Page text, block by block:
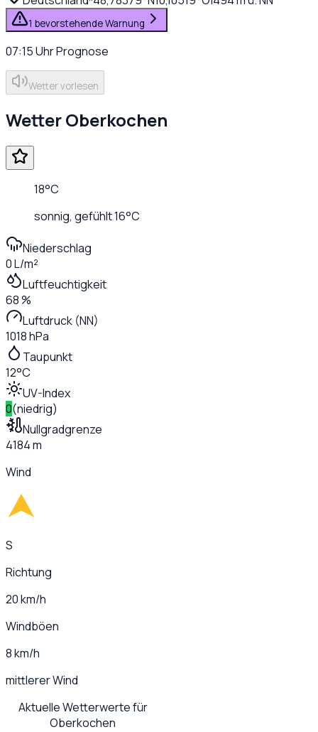
1 bevorstehende Warnung
07:15UhrPrognose
Wetter vorlesen
WetterOberkochen
18°C
sonnig, gefühlt16°C
Niederschlag
0 L/m²
Luftfeuchtigkeit
68 %
Luftdruck (NN)
1018 hPa
Taupunkt
12°C
UV-Index
0(niedrig)
Nullgradgrenze
4184 m
Wind
S
Richtung
20 km/h
Windböen
8 km/h
mittlerer Wind
Aktuelle Wetterwerte für
Oberkochen